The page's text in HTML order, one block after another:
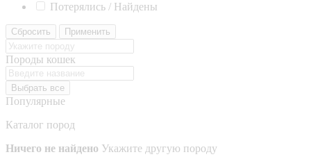
Потерялись / Найдены
Сбросить Применить
Породы кошек
Выбрать все
Популярные
Каталог пород
Ничего не найдено Укажите другую породу